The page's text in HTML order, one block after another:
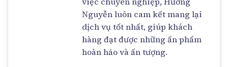
Nguyễn luôn cam kết mang lại
dịch vụ tốt nhất, giúp khách
hàng đạt được những ấn phẩm
hoàn hảo và ấn tượng.